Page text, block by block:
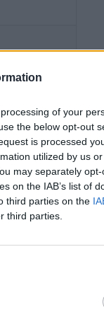
of your
the below opt-out
is processed
utilized by us
may separately
on the IAB’s list of
third parties on the
third parties.